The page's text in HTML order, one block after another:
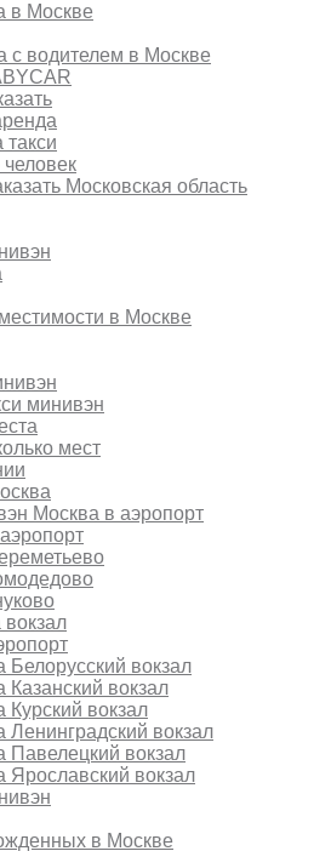
в Москве
с водителем в Москве
Московская область
в Москве
минивэн
мест
Москва в аэропорт
Белорусский вокзал
Казанский вокзал
Курский вокзал
Ленинградский вокзал
Павелецкий вокзал
Ярославский вокзал
в Москве